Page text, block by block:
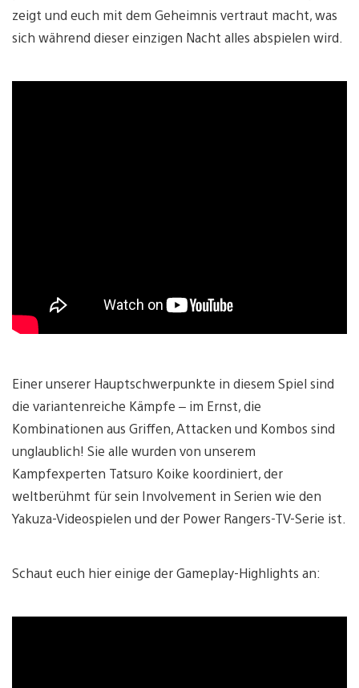
zeigt und euch mit dem Geheimnis vertraut macht, was
sich während dieser einzigen Nacht alles abspielen wird.
Einer unserer Hauptschwerpunkte in diesem Spiel sind
die variantenreiche Kämpfe – im Ernst, die
Kombinationen aus Griffen, Attacken und Kombos sind
unglaublich! Sie alle wurden von unserem
Kampfexperten Tatsuro Koike koordiniert, der
weltberühmt für sein Involvement in Serien wie den
Yakuza-Videospielen und der Power Rangers-TV-Serie ist.
Schaut euch hier einige der Gameplay-Highlights an: